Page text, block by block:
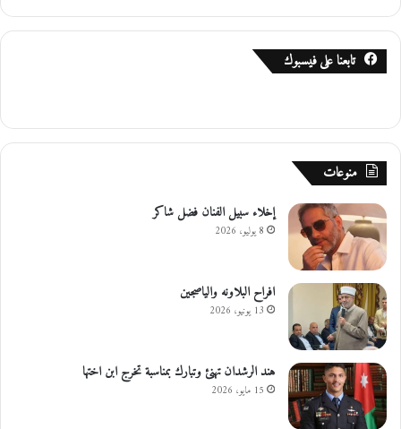
ع
م
تابعنا على فيسبوك
منوعات
إخلاء سبيل الفنان فضل شاكر
8 يوليو، 2026
افراح البلاونه والياصجين
13 يونيو، 2026
هند الرشدان تهنئ وتبارك بمناسبة تخرج ابن اختها
15 مايو، 2026